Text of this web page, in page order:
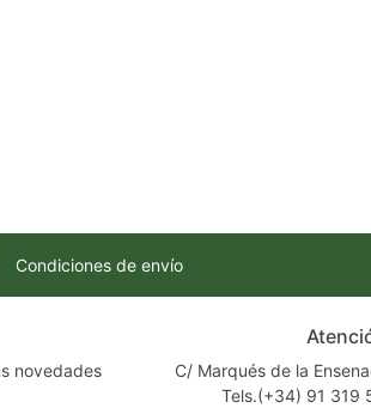
Condiciones de envío
novedades
C/ Marqués de la
Tels.(+34) 91 319